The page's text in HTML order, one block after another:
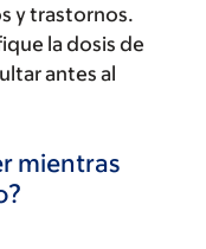
y trastornos.
la dosis de
antes al
mientras